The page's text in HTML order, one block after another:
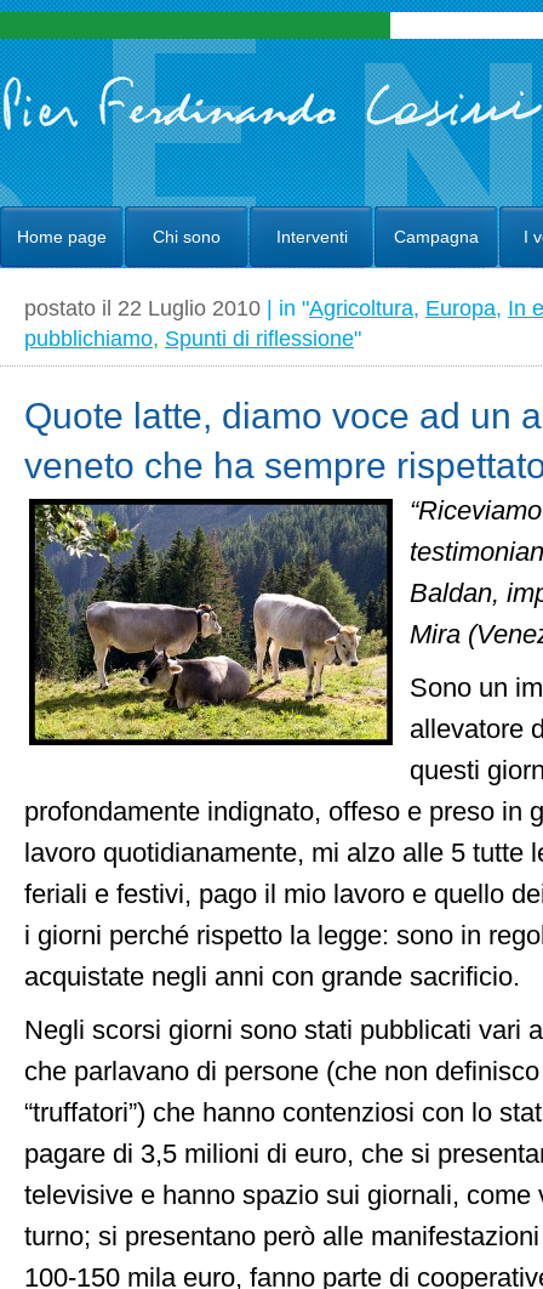
Home page Chi sono Interventi Campagna I
postato il 22 Luglio 2010 | in "Agricoltura, Europa, In
pubblichiamo, Spunti di riflessione"
Quote latte, diamo voce ad un
veneto che ha sempre
Baldan,
Mira
Sono un
allevatore
questi
profondamente indignato, offeso e preso in
lavoro quotidianamente, mi alzo alle 5 tutte
feriali e festivi, pago il mio lavoro e quello
i giorni perché rispetto la legge: sono in
acquistate negli anni con grande sacrificio.
Negli scorsi giorni sono stati pubblicati vari
che parlavano di persone (che non
“truffatori”) che hanno contenziosi con lo
pagare di 3,5 milioni di euro, che si
televisive e hanno spazio sui giornali, come
turno; si presentano però alle
100-150 mila euro, fanno parte di